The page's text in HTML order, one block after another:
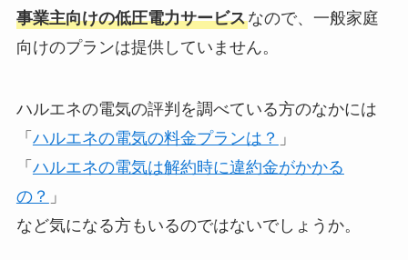
事業主向けの低圧電力サービスなので、一般家庭
向けのプランは提供していません。
ハルエネの電気の評判を調べている方のなかには
「 ハルエネの電気の料金プランは？ 」
「 ハルエネの電気は解約時に違約金がかかる
の？ 」
など気になる方もいるのではないでしょうか。